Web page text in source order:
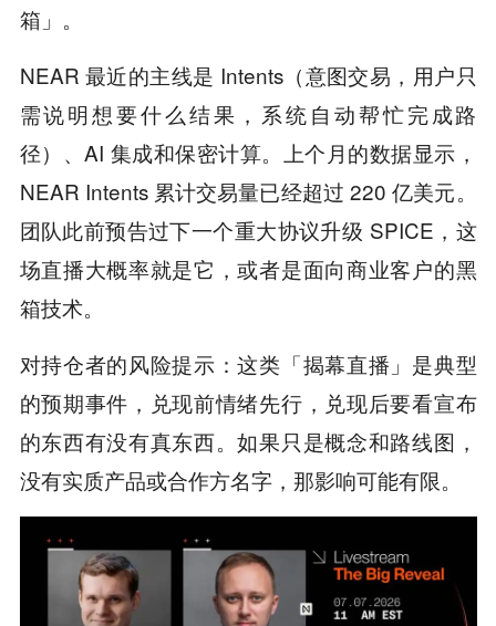
箱」。
NEAR 最近的主线是 Intents（意图交易，用户只
需说明想要什么结果，系统自动帮忙完成路
径）、AI 集成和保密计算。上个月的数据显示，
NEAR Intents 累计交易量已经超过 220 亿美元。
团队此前预告过下一个重大协议升级 SPICE，这
场直播大概率就是它，或者是面向商业客户的黑
箱技术。
对持仓者的风险提示：这类「揭幕直播」是典型
的预期事件，兑现前情绪先行，兑现后要看宣布
的东西有没有真东西。如果只是概念和路线图，
没有实质产品或合作方名字，那影响可能有限。